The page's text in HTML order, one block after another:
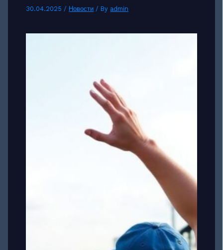
30.04.2025 / Новости / By admin